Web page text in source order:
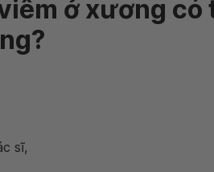
ở xương
sĩ,